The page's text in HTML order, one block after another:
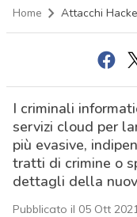
Home Attacchi
I criminali
servizi cloud per
più evasive,
tratti di crimine o
dettagli della
Pubblicato il 05 Ott